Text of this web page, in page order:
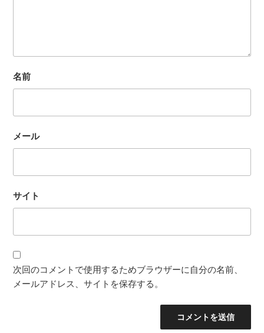
名前
メール
サイト
次回のコメントで使用するためブラウザーに自分の名前、
メールアドレス、サイトを保存する。